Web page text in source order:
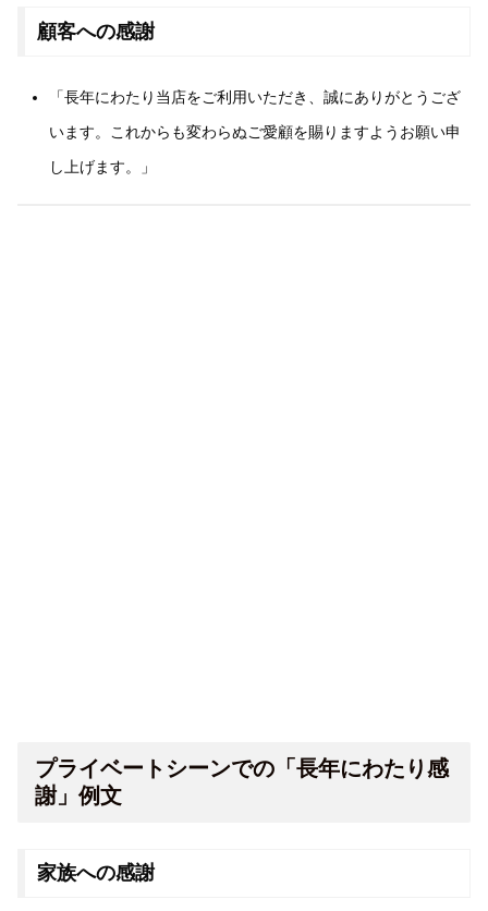
顧客への感謝
「長年にわたり当店をご利用いただき、誠にありがとうござ
います。これからも変わらぬご愛顧を賜りますようお願い申
し上げます。」
プライベートシーンでの「長年にわたり感
謝」例文
家族への感謝